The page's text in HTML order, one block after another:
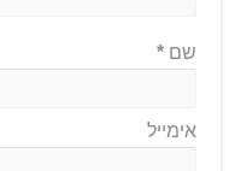
שם*
אימייל